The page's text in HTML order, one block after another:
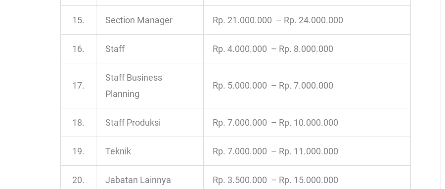
15. Section Manager Rp. 21.000.000 – Rp. 24.000.000
16. Staff Rp. 4.000.000 – Rp. 8.000.000
17.
Staff Business
Planning
Rp. 5.000.000 – Rp. 7.000.000
18. Staff Produksi Rp. 7.000.000 – Rp. 10.000.000
19. Teknik Rp. 7.000.000 – Rp. 11.000.000
20. Jabatan Lainnya Rp. 3.500.000 – Rp. 15.000.000